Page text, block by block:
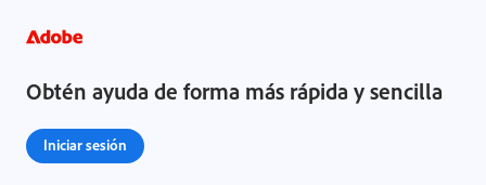
Obtén ayuda de forma más rápida y sencilla
Iniciar sesión